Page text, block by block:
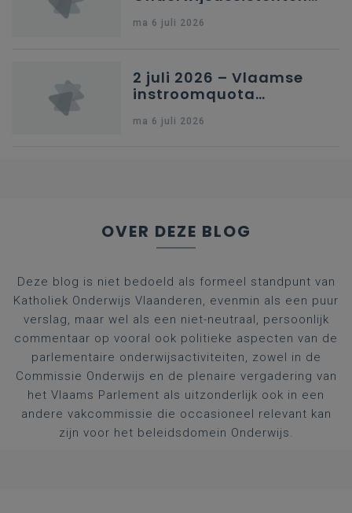
kleuteronderwijs
ma 6 juli 2026
2 juli 2026 – Vlaamse
instroomquota
federale RIZIV-
ma 6 juli 2026
OVER DEZE BLOG
Deze blog is niet bedoeld als formeel standpunt van
Katholiek Onderwijs Vlaanderen, evenmin als een puur
verslag, maar wel als een niet-neutraal, persoonlijk
commentaar op vooral ook politieke aspecten van de
parlementaire onderwijsactiviteiten, zowel in de
Commissie Onderwijs en de plenaire vergadering van
het Vlaams Parlement als uitzonderlijk ook in een
andere vakcommissie die occasioneel relevant kan
zijn voor het beleidsdomein Onderwijs.